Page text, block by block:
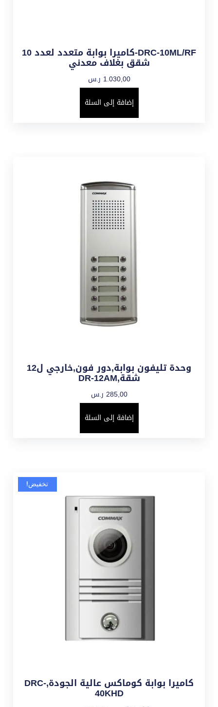
DRC-10ML/RF-كاميرا بوابة متعدد لعدد 10
شقق بغلاف معدني
1.030,00 ر.س
إضافة إلى السلة
وحدة تليفون بوابة,دور فون,خارجي ل12
شقة,DR-12AM
285,00 ر.س
إضافة إلى السلة
تخفيض!
كاميرا بوابة كوماكس عالية الجودة,DRC-
40KHD